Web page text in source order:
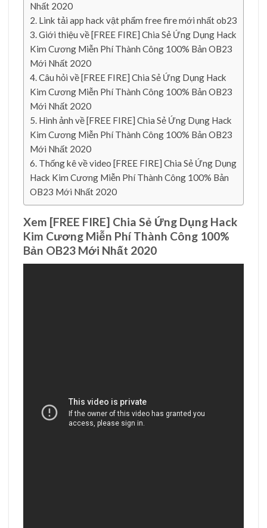
Nhất 2020
Link tải app hack vật phẩm free fire mới nhất ob23
Giới thiệu về [FREE FIRE] Chia Sẻ Ứng Dụng Hack
Kim Cương Miễn Phí Thành Công 100% Bản OB23
Mới Nhất 2020
Câu hỏi về [FREE FIRE] Chia Sẻ Ứng Dụng Hack
Kim Cương Miễn Phí Thành Công 100% Bản OB23
Mới Nhất 2020
Hình ảnh về [FREE FIRE] Chia Sẻ Ứng Dụng Hack
Kim Cương Miễn Phí Thành Công 100% Bản OB23
Mới Nhất 2020
Thống kê về video [FREE FIRE] Chia Sẻ Ứng Dụng
Hack Kim Cương Miễn Phí Thành Công 100% Bản
OB23 Mới Nhất 2020
Xem [FREE FIRE] Chia Sẻ Ứng Dụng Hack
Kim Cương Miễn Phí Thành Công 100%
Bản OB23 Mới Nhất 2020